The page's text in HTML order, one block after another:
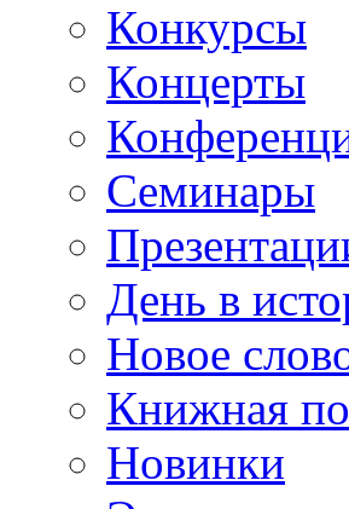
Конкурсы
Концерты
Семинары
День в
Новое
Книжная
Новинки